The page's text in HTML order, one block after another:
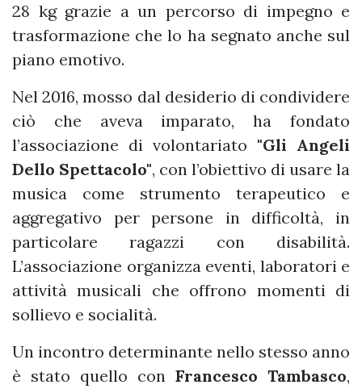
28 kg grazie a un percorso di impegno e
trasformazione che lo ha segnato anche sul
piano emotivo.
Nel 2016, mosso dal desiderio di condividere
ciò che aveva imparato, ha fondato
l’associazione di volontariato "Gli Angeli
Dello Spettacolo", con l’obiettivo di usare la
musica come strumento terapeutico e
aggregativo per persone in difficoltà, in
particolare ragazzi con disabilità.
L’associazione organizza eventi, laboratori e
attività musicali che offrono momenti di
sollievo e socialità.
Un incontro determinante nello stesso anno
è stato quello con Francesco Tambasco,